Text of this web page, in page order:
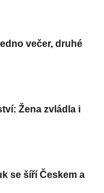
večer, druhé
Žena zvládla i
se šíří Českem a